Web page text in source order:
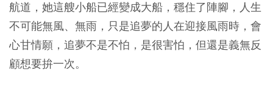
航道，她這艘小船已經變成大船，穩住了陣腳，人生
不可能無風、無雨，只是追夢的人在迎接風雨時，會
心甘情願，追夢不是不怕，是很害怕，但還是義無反
顧想要拚一次。